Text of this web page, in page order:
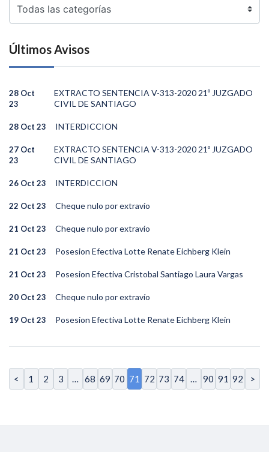
Últimos Avisos
28 Oct
23
EXTRACTO SENTENCIA V-313-2020 21º JUZGADO
CIVIL DE SANTIAGO
28 Oct 23 INTERDICCION
27 Oct
23
EXTRACTO SENTENCIA V-313-2020 21º JUZGADO
CIVIL DE SANTIAGO
26 Oct 23 INTERDICCION
22 Oct 23 Cheque nulo por extravío
21 Oct 23 Cheque nulo por extravío
21 Oct 23 Posesion Efectiva Lotte Renate Eichberg Klein
21 Oct 23 Posesion Efectiva Cristobal Santiago Laura Vargas
20 Oct 23 Cheque nulo por extravío
19 Oct 23 Posesion Efectiva Lotte Renate Eichberg Klein
< 1 2 3 … 68 69 70 71 72 73 74 … 90 91 92 >